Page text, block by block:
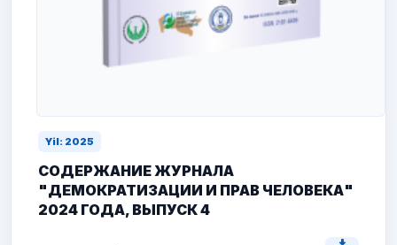
Yil: 2025
СОДЕРЖАНИЕ ЖУРНАЛА
"ДЕМОКРАТИЗАЦИИ И ПРАВ ЧЕЛОВЕКА"
2024 ГОДА, ВЫПУСК 4